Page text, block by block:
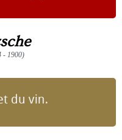
- 1900)
du vin.